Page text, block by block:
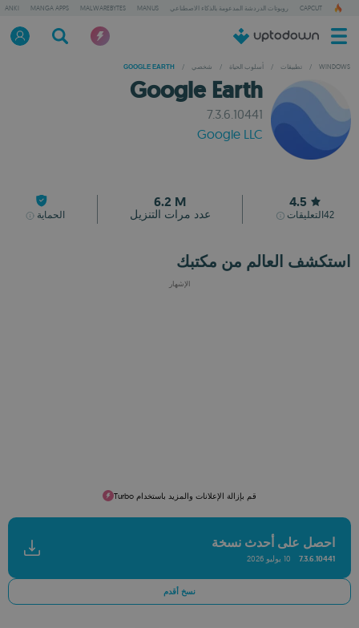
CAPCUT روبوتات الدردشة المدعومة بالذكاء الاصطناعي MANUS
MALWAREBYTES
MANGA APPS
ANKI
WINDOWS
/ تطبيقات / أسلوب الحياة / شخصي /
GOOGLE EARTH
Google Earth
7.3.6.10441
Google LLC
4.5
42التعليقات
6.2 M
عدد مرات التنزيل الحماية
استكشف العالم من مكتبك
الإشهار
قم بإزالة الإعلانات والمزيد باستخدام Turbo
احصل على أحدث نسخة
7.3.6.10441 10 يوليو 2026
نسخ أقدم